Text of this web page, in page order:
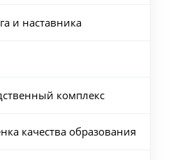
и наставника
комплекс
качества образования